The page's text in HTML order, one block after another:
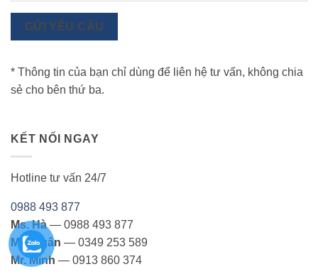
GỬI YÊU CẦU
* Thông tin của bạn chỉ dùng để liên hệ tư vấn, không chia
sẻ cho bên thứ ba.
KẾT NỐI NGAY
Hotline tư vấn 24/7
0988 493 877
Ms. Hà— 0988 493 877
Ms. Ngân — 0349 253 589
Mr. Minh — 0913 860 374